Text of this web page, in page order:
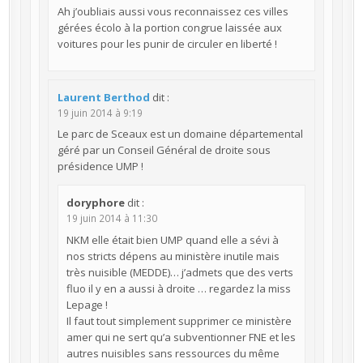
Ah j’oubliais aussi vous reconnaissez ces villes
gérées écolo à la portion congrue laissée aux
voitures pour les punir de circuler en liberté !
Laurent Berthod dit :
19 juin 2014 à 9:19
Le parc de Sceaux est un domaine départemental
géré par un Conseil Général de droite sous
présidence UMP !
doryphore dit :
19 juin 2014 à 11:30
NKM elle était bien UMP quand elle a sévi à
nos stricts dépens au ministère inutile mais
très nuisible (MEDDE)… j’admets que des verts
fluo il y en a aussi à droite … regardez la miss
Lepage !
Il faut tout simplement supprimer ce ministère
amer qui ne sert qu’a subventionner FNE et les
autres nuisibles sans ressources du même